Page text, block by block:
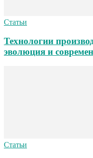
Статьи
Технологии
эволюция и
Статьи